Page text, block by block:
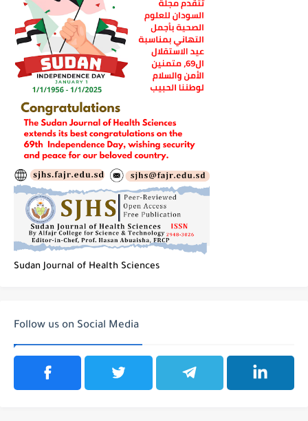
Sudan Journal of Health Sciences
Follow us on Social Media